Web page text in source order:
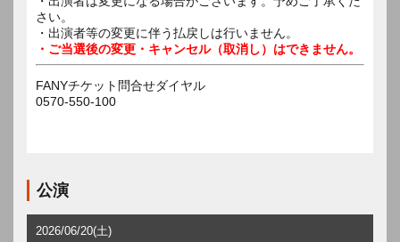
さい。
・出演者等の変更に伴う払戻しは行いません。
・ご当選後の変更・キャンセル（取消し）はできません。
FANYチケット問合せダイヤル
0570-550-100
公演
2026/06/20(土)